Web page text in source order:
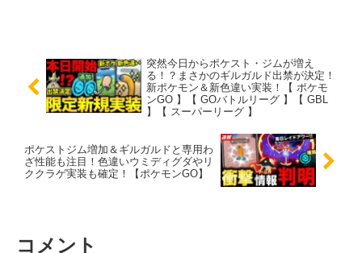
突然今日からポケスト・ジムが増え
る！？まさかのギルガルド出禁が決定！
新ポケモン＆新色違い実装！【 ポケモ
ンGO 】【 GOバトルリーグ 】【 GBL
】【 スーパーリーグ 】
ポケストジム増加＆ギルガルドと専用わ
ざ性能も注目！色違いウミディグダやリ
ククラゲ実装も確定！【ポケモンGO】
コメント